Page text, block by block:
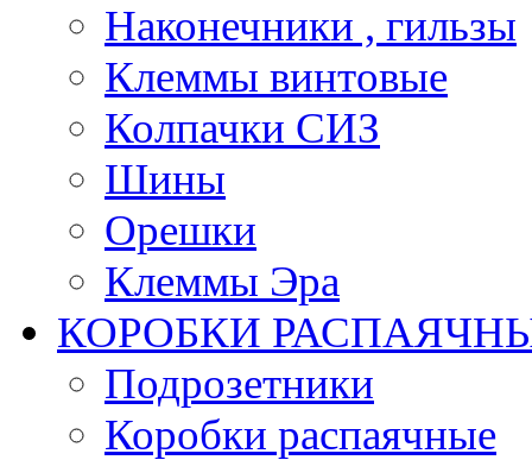
Наконечники , гильзы
Клеммы винтовые
Колпачки СИЗ
Шины
Орешки
Клеммы Эра
КОРОБКИ
Подрозетники
Коробки распаячные